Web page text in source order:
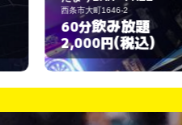
西条市大町1646-2
60分飲み放題
2,000円(税込)